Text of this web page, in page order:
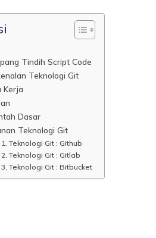
Tindih Script Code
Teknologi Git
Kerja
Dasar
Teknologi Git
1. Teknologi Git : Github
2. Teknologi Git : Gitlab
3. Teknologi Git : Bitbucket